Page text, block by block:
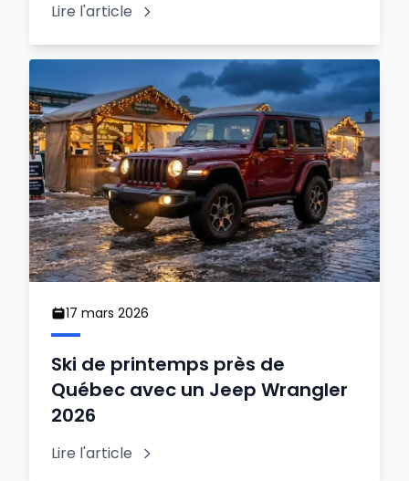
Lire l'article
17 mars 2026
Ski de printemps près de
Québec avec un Jeep Wrangler
2026
Lire l'article